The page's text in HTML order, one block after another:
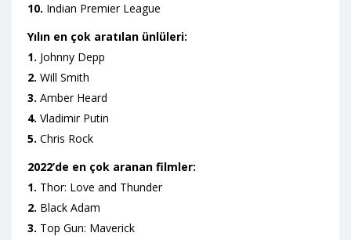
10. Indian Premier League
Yılın en çok aratılan ünlüleri:
1. Johnny Depp
2. Will Smith
3. Amber Heard
4. Vladimir Putin
5. Chris Rock
2022’de en çok aranan filmler:
1. Thor: Love and Thunder
2. Black Adam
3. Top Gun: Maverick